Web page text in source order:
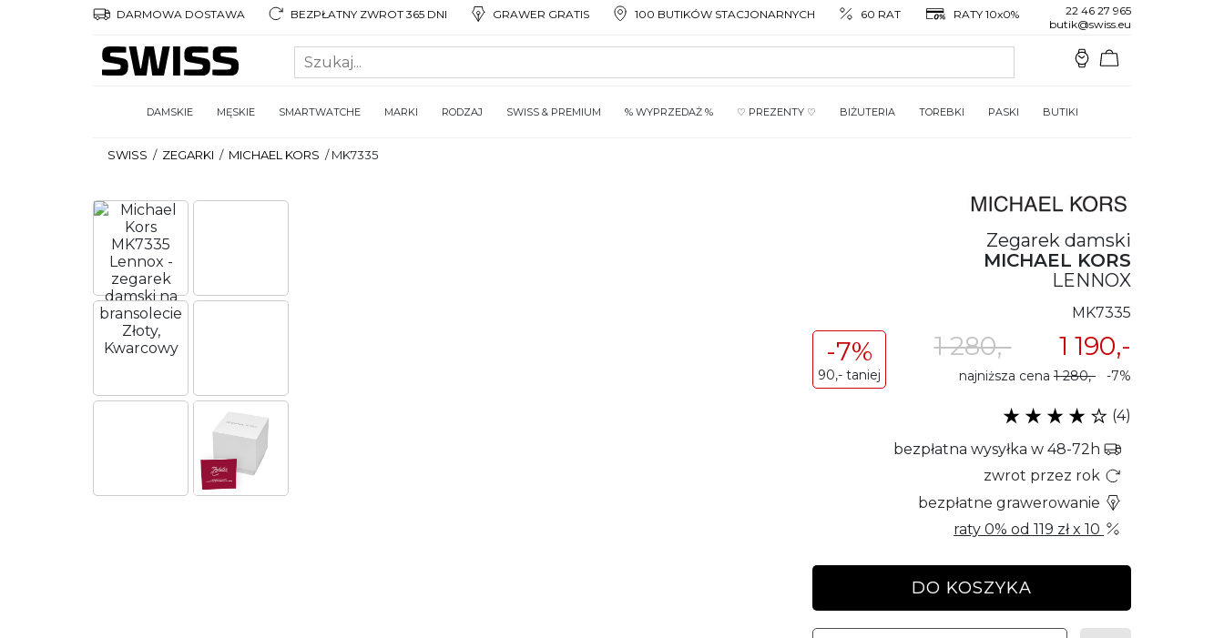
DARMOWA DOSTAWA BEZPŁATNY ZWROT 365 DNI GRAWER GRATIS 100 BUTIKÓW STACJONARNYCH 60 RAT RATY 10x0%
22 46 27 965
butik@swiss.eu
DAMSKIE MĘSKIE SMARTWATCHE MARKI RODZAJ SWISS & PREMIUM % WYPRZEDAŻ % ♡ PREZENTY ♡ BIŻUTERIA TOREBKI PASKI BUTIKI
SWISS / ZEGARKI / MICHAEL KORS /MK7335
Zegarek damski
MICHAEL KORS
LENNOX
MK7335
1 190,-
-7%
90,- taniej
1 280,-
najniższa cena 1 280,- -7%
(4)
bezpłatna wysyłka w 48-72h
zwrot przez rok
bezpłatne grawerowanie
raty 0% od 119 złx 10
DO KOSZYKA